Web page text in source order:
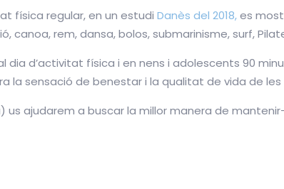
física regular, en un estudiDanès del 2018,es
canoa, rem, dansa, bolos, submarinisme, surf,
dia d’activitat física i en nens i adolescents 90
la sensació de benestar i la qualitat de vida de
us ajudarem a buscar la millor manera de